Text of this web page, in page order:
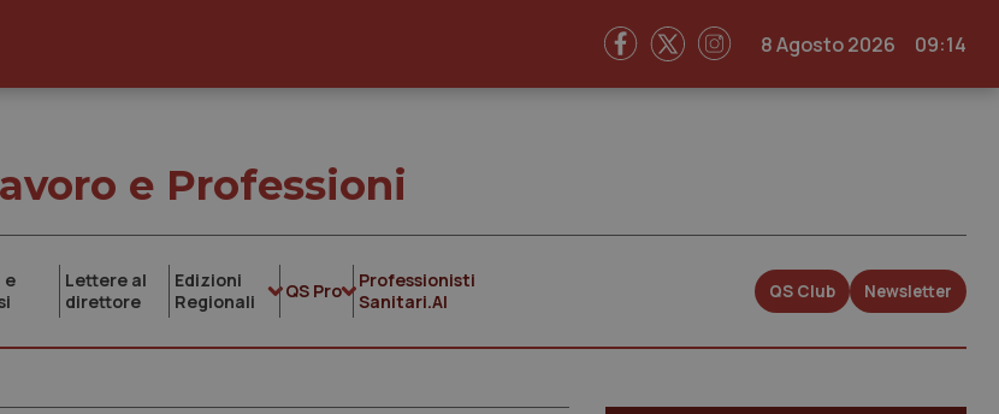
8 Agosto 2026 09:14
e Professioni
e
Lettere al
direttore
Edizioni
Regionali
QS Pro
Professionisti
Sanitari.AI
QS Club Newsletter